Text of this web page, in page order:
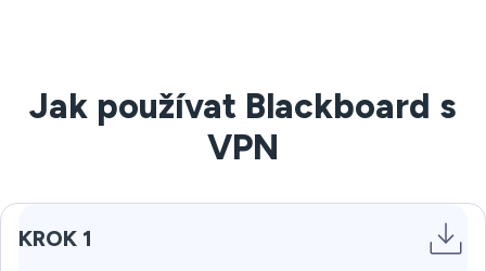
Jak používat Blackboard s
VPN
KROK 1